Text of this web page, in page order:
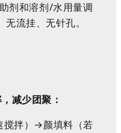
剂和溶剂/水用量调
无流挂、无针孔。
减少团聚：
拌）→颜填料（若